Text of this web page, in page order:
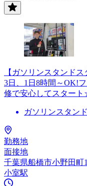
【ガソリンスタンド
3日、1日8時間～OK!
修で安心してスター
ガソリンスタン
勤務地
面接地
千葉県船橋市小野田町
小室駅